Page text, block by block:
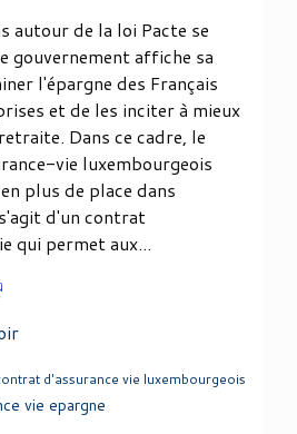
autour de la loi Pacte se
gouvernement affiche sa
l'épargne des Français
et de les inciter à mieux
Dans ce cadre, le
vie luxembourgeois
plus de place dans
d'un contrat
qui permet aux...
d'assurance vie luxembourgeois
vie epargne